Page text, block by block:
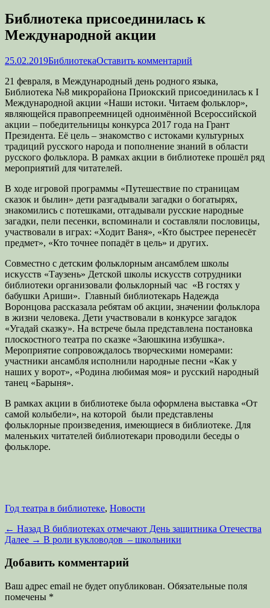
Библиотека присоединилась к
Международной акции
Опубликовано
25.02.2019Автор
БиблиотекаОставить комментарий
21 февраля, в Международный день родного языка,
Библиотека №8 микрорайона Приокский присоединилась к I
Международной акции «Наши истоки. Читаем фольклор»,
являющейся правопреемницей одноимённой Всероссийской
акции – победительницы конкурса 2017 года на Грант
Президента. Её цель – знакомство с истоками культурных
традиций русского народа и пополнение знаний в области
русского фольклора. В рамках акции в библиотеке прошёл ряд
мероприятий для читателей.
В ходе игровой программы «Путешествие по страницам
сказок и былин» дети разгадывали загадки о богатырях,
знакомились с потешками, отгадывали русские народные
загадки, пели песенки, вспоминали и составляли пословицы,
участвовали в играх: «Ходит Ваня», «Кто быстрее перенесёт
предмет», «Кто точнее попадёт в цель» и других.
Совместно с детским фольклорным ансамблем школы
искусств «Таузень» Детской школы искусств сотрудники
библиотеки организовали фольклорный час «В гостях у
бабушки Ариши». Главный библиотекарь Надежда
Воронцова рассказала ребятам об акции, значении фольклора
в жизни человека. Дети участвовали в конкурсе загадок
«Угадай сказку». На встрече была представлена постановка
плоскостного театра по сказке «Заюшкина избушка».
Мероприятие сопровождалось творческими номерами:
участники ансамбля исполнили народные песни «Как у
наших у ворот», «Родина любимая моя» и русский народный
танец «Барыня».
В рамках акции в библиотеке была оформлена выставка «От
самой колыбели», на которой были представлены
фольклорные произведения, имеющиеся в библиотеке. Для
маленьких читателей библиотекари проводили беседы о
фольклоре.
Категории
Год театра в библиотеке, Новости
Навигация
по
записям
← Назад Предыдущая
запись:
В библиотеках отмечают День защитника Отечества
Далее → Следующая
В роли кукловодов – школьники
Добавить комментарий
Ваш адрес email не будет опубликован. Обязательные поля
помечены *